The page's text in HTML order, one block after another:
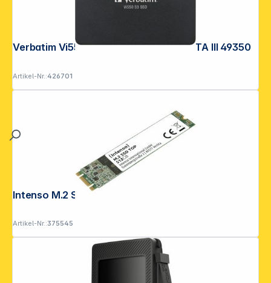
Verbatim Vi550 S3 2,5" SSD 128GB SATA III 49350
Artikel-Nr.:426701
Artikel-Nr.:375545